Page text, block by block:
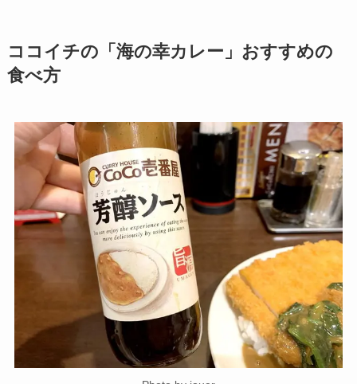
ココイチの「海の幸カレー」おすすめの
食べ方